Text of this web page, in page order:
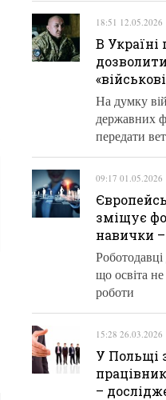
18:51 12.05.2026
В
На думку
державних
передати
09:17 01.05.2026
зміщує
навички
що освіта
роботи
15:28 26.03.2026
У Польщі
–